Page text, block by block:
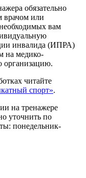
обязательно
врачом или
вам
инвалида (ИПРА)
на медико-
организацию.
читайте
спорт».
на тренажере
уточнить по
понедельник-